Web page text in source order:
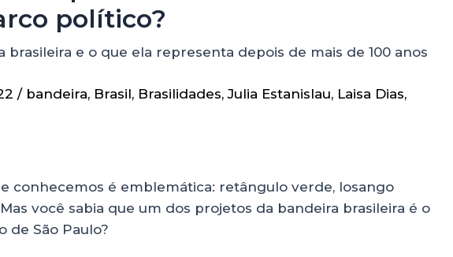
político?
brasileira e o que ela representa depois de mais de 100 anos
/ bandeira, Brasil, Brasilidades,Julia Estanislau, Laisa Dias,
conhecemos é emblemática: retângulo verde, losango
você sabia que um dos projetos da bandeira brasileira é o
de São Paulo?